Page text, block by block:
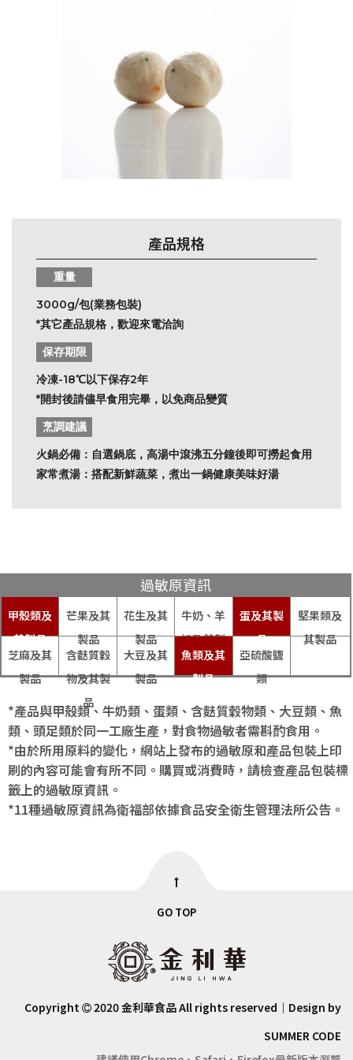
產品規格
重量
3000g/包(業務包裝)
*其它產品規格，歡迎來電洽詢
保存期限
冷凍-18℃以下保存2年
*開封後請儘早食用完畢，以免商品變質
烹調建議
火鍋必備：自選鍋底，高湯中滾沸五分鐘後即可撈起食用
家常煮湯：搭配新鮮蔬菜，煮出一鍋健康美味好湯
過敏原資訊
甲殼類及
其製品
芒果及其
製品
花生及其
製品
牛奶、羊
奶及其製
品
蛋及其製
品
堅果類及
其製品
芝麻及其
製品
含麩質穀
物及其製
品
大豆及其
製品
魚類及其
製品
亞硫酸鹽
類
*產品與甲殼類、牛奶類、蛋類、含麩質穀物類、大豆類、魚
類、頭足類於同一工廠生產，對食物過敏者需斟酌食用。
*由於所用原料的變化，網站上發布的過敏原和產品包裝上印
刷的內容可能會有所不同。購買或消費時，請檢查產品包裝標
籤上的過敏原資訊。
*11種過敏原資訊為衛福部依據食品安全衛生管理法所公告。
GO TOP
Copyright
2020 金利華食品 All rights reserved｜Design by
SUMMER CODE